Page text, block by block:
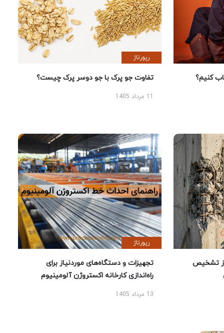
کنیم؟
رپورتاژ
تفاوت جو پرک با جو دوسر پرک چیست؟
تشخیص
رپورتاژ
تجهیزات و دستگاه‌های موردنیاز برای
راه‌اندازی کارخانه اکستروژن آلومینیوم
13 مرداد 1405